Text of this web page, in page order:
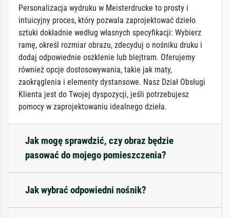
Personalizacja wydruku w Meisterdrucke to prosty i
intuicyjny proces, który pozwala zaprojektować dzieło
sztuki dokładnie według własnych specyfikacji: Wybierz
ramę, określ rozmiar obrazu, zdecyduj o nośniku druku i
dodaj odpowiednie oszklenie lub blejtram. Oferujemy
również opcje dostosowywania, takie jak maty,
zaokrąglenia i elementy dystansowe. Nasz Dział Obsługi
Klienta jest do Twojej dyspozycji, jeśli potrzebujesz
pomocy w zaprojektowaniu idealnego dzieła.
Jak mogę sprawdzić, czy obraz będzie
pasować do mojego pomieszczenia?
Jak wybrać odpowiedni nośnik?